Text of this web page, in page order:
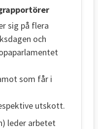
sig på flera
och
som får i
utskott.
leder arbetet